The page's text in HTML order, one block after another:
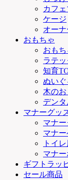
カフェ
ケージ
オー
おもちゃ
おも
ラテ
知育
ぬいぐ
木のお
デン
マナーグッ
マナ
マナ
トイ
マナ
ギフトラッ
セール商品